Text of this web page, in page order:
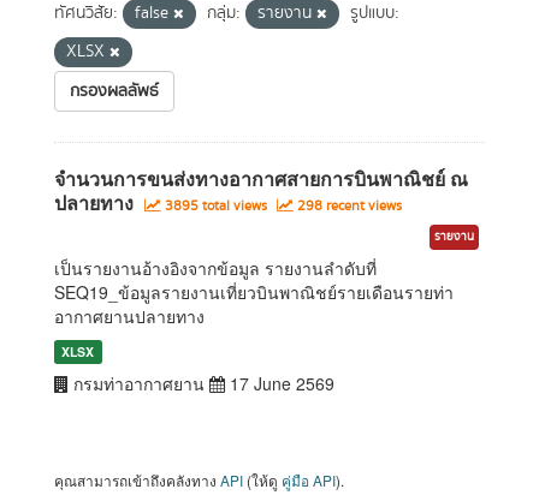
ทัศนวิสัย:
false กลุ่ม: รายงาน
รูปแบบ:
XLSX
กรองผลลัพธ์
จำนวนการขนส่งทางอากาศสายการบินพาณิชย์ ณ
ปลายทาง
3895 total views 298 recent views
รายงาน
เป็นรายงานอ้างอิงจากข้อมูล รายงานลำดับที่
SEQ19_ข้อมูลรายงานเที่ยวบินพาณิชย์รายเดือนรายท่า
อากาศยานปลายทาง
XLSX
กรมท่าอากาศยาน 17 June 2569
คุณสามารถเข้าถึงคลังทาง API (ให้ดู คู่มือ API).